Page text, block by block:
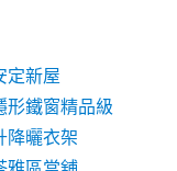
定新屋
形鐵窗精品級
降曬衣架